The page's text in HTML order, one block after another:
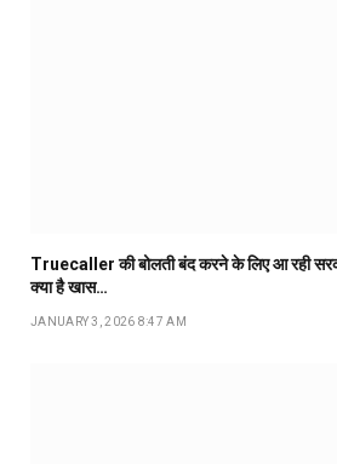
Truecaller की बोलती बंद करने के लिए आ रही
क्या है खास…
JANUARY 3, 2026 8:47 AM